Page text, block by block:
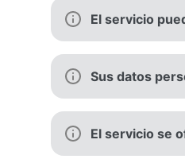
El servicio
Sus datos
El servicio se